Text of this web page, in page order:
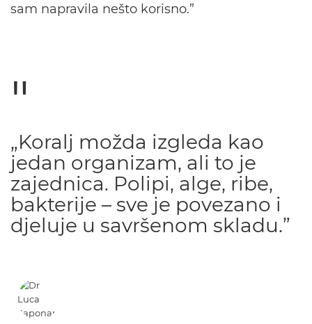
sam napravila nešto korisno.”
„Koralj možda izgleda kao
jedan organizam, ali to je
zajednica. Polipi, alge, ribe,
bakterije – sve je povezano i
djeluje u savršenom skladu.”